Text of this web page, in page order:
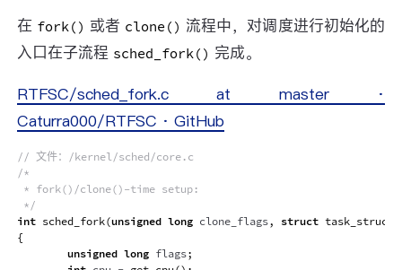
在 fork() 或者 clone() 流程中，对调度进行初始化的
入口在子流程 sched_fork() 完成。
RTFSC/sched_fork.c at master ·
Caturra000/RTFSC · GitHub
// 文件：/kernel/sched/core.c
/*
* fork()/clone()-time setup:
*/
int sched_fork(unsigned long clone_flags, struct task_struct
{
unsigned long flags;